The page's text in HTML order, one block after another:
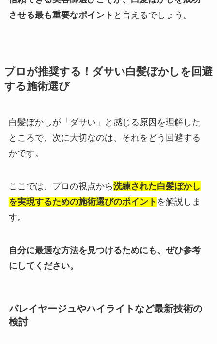
させる最も重要なポイント と言えるでしょう。
プロが推奨する！ダサい白髪ぼかしを回避
する施術選び
白髪ぼかしが「ダサい」と感じる原因を理解した
ところで、次に大切なのは、それをどう回避する
かです。
ここでは、プロの視点から洗練された白髪ぼかし
を実現するための施術選びのポイント を解説しま
す。
自分に最適な方法を見つけるためにも、ぜひ参考
にしてください。
バレイヤージュやハイライトなど最新技術の
検討